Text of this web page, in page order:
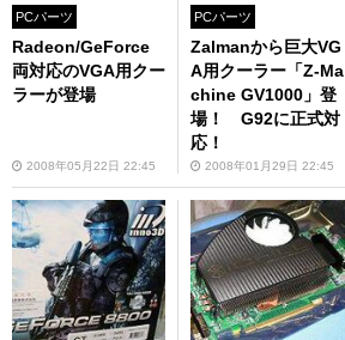
PCパーツ
Radeon/GeForce
両対応のVGA用クー
ラーが登場
2008年05月22日 22:45
PCパーツ
Zalmanから巨大VG
A用クーラー「Z-Ma
chine GV1000」登
場！ G92に正式対
応！
2008年01月29日 22:45